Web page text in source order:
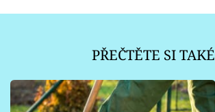
PŘEČTĚTE SI TAKÉ